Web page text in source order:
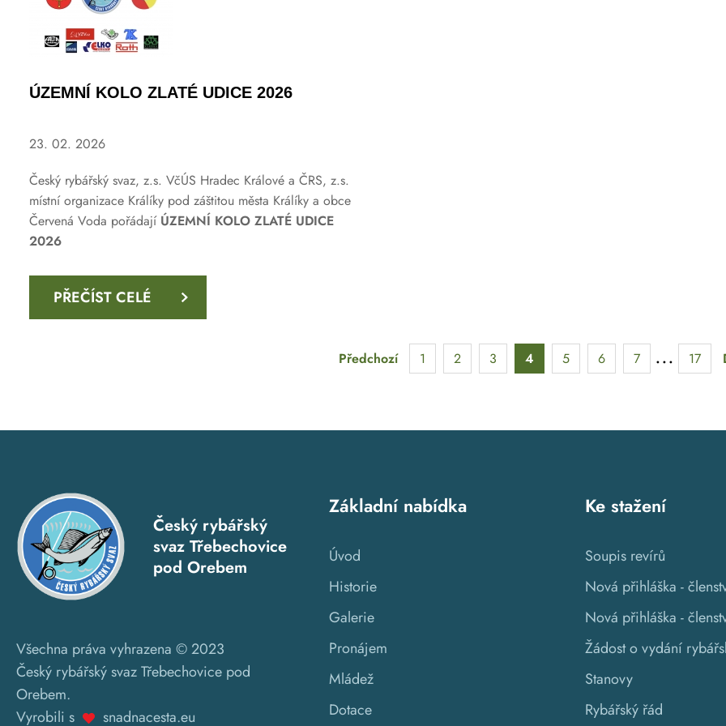
ÚZEMNÍ KOLO ZLATÉ UDICE 2026
23. 02. 2026
Český rybářský svaz, z.s. VčÚS Hradec Králové a ČRS, z.s.
místní organizace Králíky pod záštitou města Králíky a obce
Červená Voda pořádají ÚZEMNÍ KOLO ZLATÉ UDICE
2026
PŘEČÍST CELÉ
Předchozí 1 2 3 4 5 6 7 17
Český rybářský
svaz Třebechovice
pod Orebem
Všechna práva vyhrazena © 2023
Český rybářský svaz Třebechovice pod
Orebem.
Vyrobili s
snadnacesta.eu
Základní nabídka
Úvod
Historie
Galerie
Pronájem
Mládež
Dotace
Ke stažení
Soupis revírů
Nová přihláška -
Nová přihláška -
Žádost o vydání
Stanovy
Rybářský řád